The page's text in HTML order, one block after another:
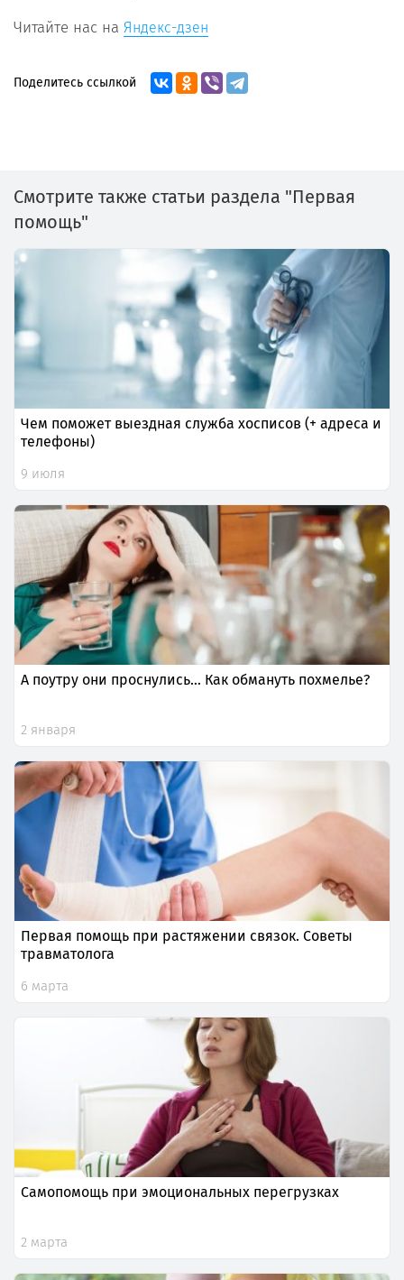
Читайте нас на Яндекс-дзен
Поделитесь ссылкой
Смотрите также статьи раздела "Первая
помощь"
Чем поможет выездная служба хосписов (+ адреса и
телефоны)
9 июля
А поутру они проснулись… Как обмануть похмелье?
2 января
Первая помощь при растяжении связок. Советы
травматолога
6 марта
Самопомощь при эмоциональных перегрузках
2 марта